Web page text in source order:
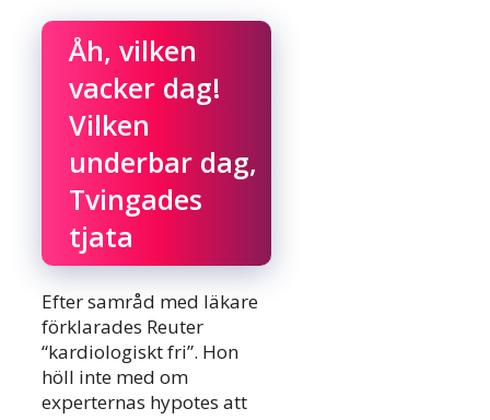
Åh, vilken
vacker dag!
Vilken
underbar dag,
Tvingades
tjata
Efter samråd med läkare
förklarades Reuter
“kardiologiskt fri”. Hon
höll inte med om
experternas hypotes att